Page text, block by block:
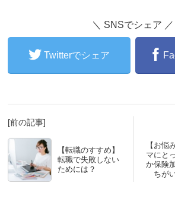
＼ SNSでシェア ／
Twitterでシェア
[前の記事]
【転職のすすめ】
転職で失敗しない
ためには？
【お悩
マにと
か保険
ちが